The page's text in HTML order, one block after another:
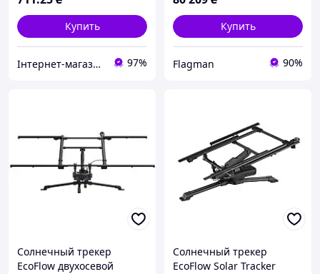
Купить
Інтернет-магазин ЗНАКОМО! На деякі товари може бути передплата! Відправка від 1 до 5 днів! 97%
Купить
Flagman 90%
Солнечный трекер
EcoFlow двухосевой
Солнечный трекер
EcoFlow Solar Tracker